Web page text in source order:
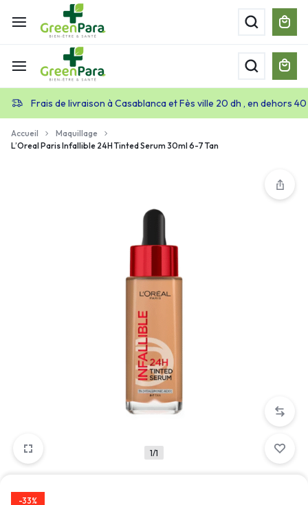
Frais de livraison à Casablanca et Fès ville 20 dh , en dehors
Accueil
Maquillage
L’Oreal Paris Infallible 24H Tinted Serum 30ml 6-7 Tan
1/1
-33%